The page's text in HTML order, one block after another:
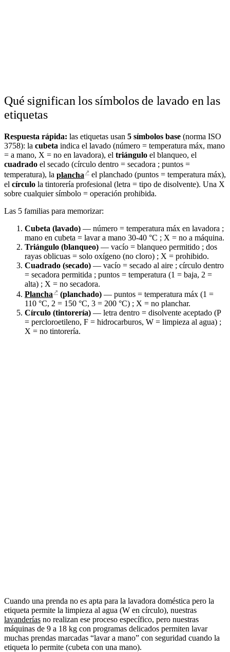
Qué significan los símbolos de lavado en las
etiquetas
Respuesta rápida: las etiquetas usan 5 símbolos base (norma ISO
3758): la cubeta indica el lavado (número = temperatura máx, mano
= a mano, X = no en lavadora), el triángulo el blanqueo, el
cuadrado el secado (círculo dentro = secadora ; puntos =
temperatura), la plancha ↗ el planchado (puntos = temperatura máx),
el círculo la tintorería profesional (letra = tipo de disolvente). Una X
sobre cualquier símbolo = operación prohibida.
Las 5 familias para memorizar:
Cubeta (lavado) — número = temperatura máx en lavadora ;
mano en cubeta = lavar a mano 30-40 °C ; X = no a máquina.
Triángulo (blanqueo) — vacío = blanqueo permitido ; dos
rayas oblicuas = solo oxígeno (no cloro) ; X = prohibido.
Cuadrado (secado) — vacío = secado al aire ; círculo dentro
= secadora permitida ; puntos = temperatura (1 = baja, 2 =
alta) ; X = no secadora.
Plancha ↗ (planchado) — puntos = temperatura máx (1 =
110 °C, 2 = 150 °C, 3 = 200 °C) ; X = no planchar.
Círculo (tintorería) — letra dentro = disolvente aceptado (P
= percloroetileno, F = hidrocarburos, W = limpieza al agua) ;
X = no tintorería.
Cuando una prenda no es apta para la lavadora doméstica pero la
etiqueta permite la limpieza al agua (W en círculo), nuestras
lavanderías no realizan ese proceso específico, pero nuestras
máquinas de 9 a 18 kg con programas delicados permiten lavar
muchas prendas marcadas “lavar a mano” con seguridad cuando la
etiqueta lo permite (cubeta con una mano).